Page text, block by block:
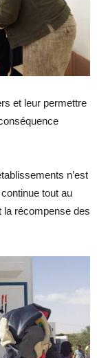
et leur permettre
n’est
tout au
la récompense des